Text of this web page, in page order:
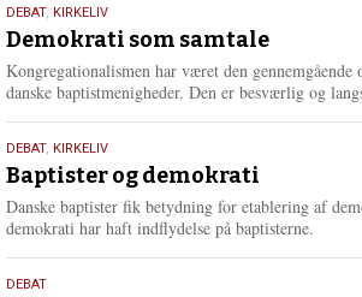
18.
maj
2026
DEBAT, KIRKELIV
Demokrati som samtale
Kongregationalismen har været den gennemgående
danske baptistmenigheder. Den er besværlig og
18.
maj
2026
DEBAT, KIRKELIV
Baptister og demokrati
Danske baptister fik betydning for etablering af
demokrati har haft indflydelse på baptisterne.
18.
DEBAT